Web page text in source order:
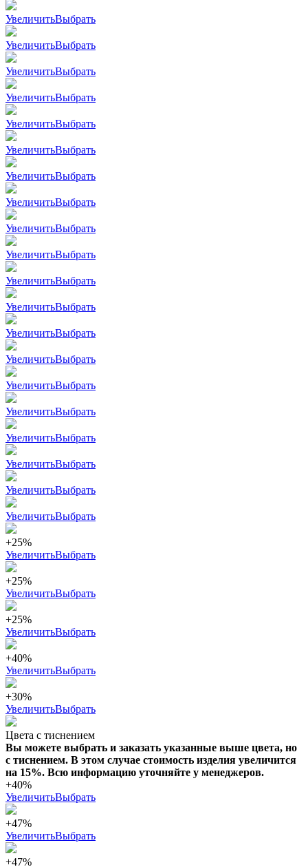
УвеличитьВыбрать
УвеличитьВыбрать
УвеличитьВыбрать
УвеличитьВыбрать
УвеличитьВыбрать
УвеличитьВыбрать
УвеличитьВыбрать
УвеличитьВыбрать
УвеличитьВыбрать
УвеличитьВыбрать
УвеличитьВыбрать
УвеличитьВыбрать
УвеличитьВыбрать
УвеличитьВыбрать
УвеличитьВыбрать
УвеличитьВыбрать
УвеличитьВыбрать
УвеличитьВыбрать
УвеличитьВыбрать
УвеличитьВыбрать
+25%
УвеличитьВыбрать
+25%
УвеличитьВыбрать
+25%
УвеличитьВыбрать
+40%
УвеличитьВыбрать
+30%
УвеличитьВыбрать
Цвета с тиснением
Вы можете выбрать и заказать указанные выше цвета, но
с тиснением. В этом случае стоимость изделия увеличится
на 15%. Всю информацию уточняйте у менеджеров.
+40%
УвеличитьВыбрать
+47%
УвеличитьВыбрать
+47%